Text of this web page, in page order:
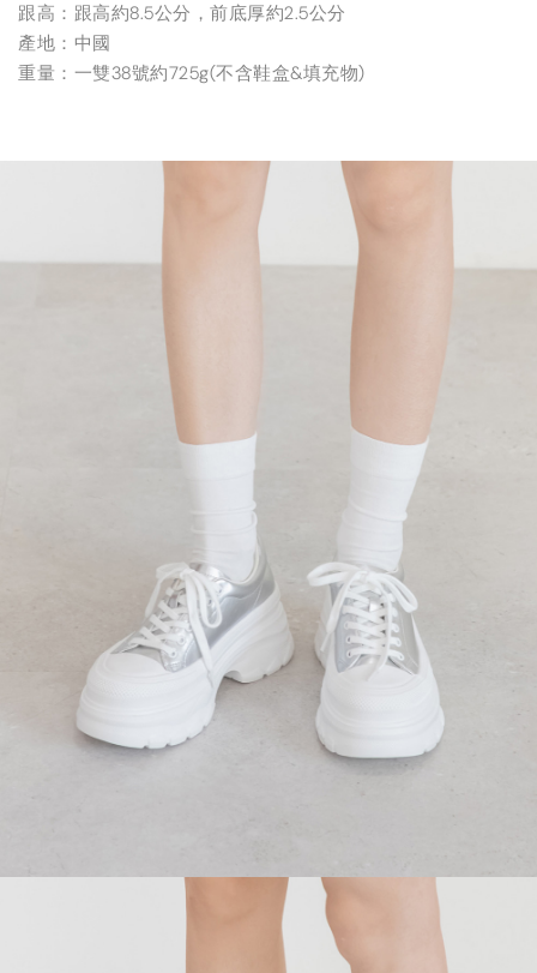
跟高：跟高約8.5公分，前底厚約2.5公分
產地：中國
重量：一雙38號約725g(不含鞋盒&填充物)